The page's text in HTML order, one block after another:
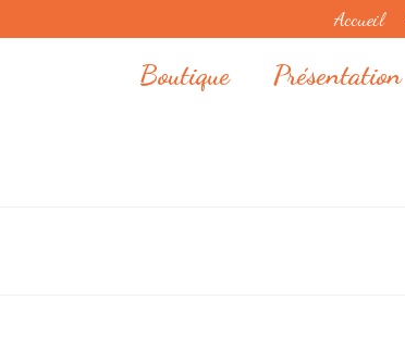
Accueil
Boutique Présentation